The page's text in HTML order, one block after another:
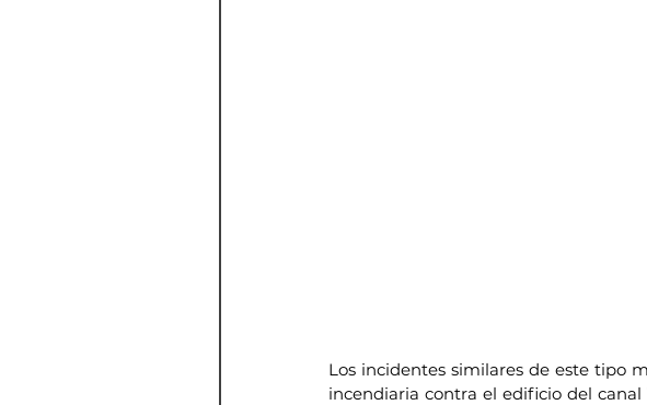
Los incidentes similares de este tipo
incendiaria contra el edificio del